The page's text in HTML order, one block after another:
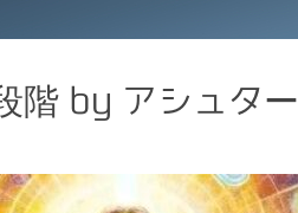
階 by アシュター